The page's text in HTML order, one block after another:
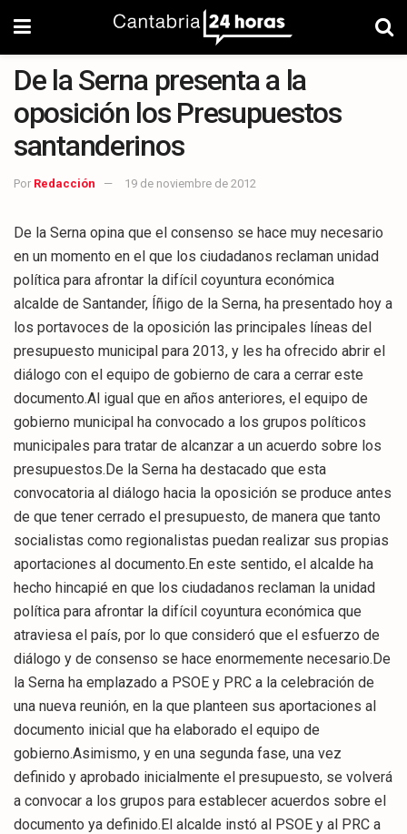
De la Serna presenta a la
oposición los Presupuestos
santanderinos
Por Redacción 19 de noviembre de 2012
De la Serna opina que el consenso se hace muy necesario
en un momento en el que los ciudadanos reclaman unidad
política para afrontar la difícil coyuntura económica
alcalde de Santander, Íñigo de la Serna, ha presentado hoy a
los portavoces de la oposición las principales líneas del
presupuesto municipal para 2013, y les ha ofrecido abrir el
diálogo con el equipo de gobierno de cara a cerrar este
documento.Al igual que en años anteriores, el equipo de
gobierno municipal ha convocado a los grupos políticos
municipales para tratar de alcanzar a un acuerdo sobre los
presupuestos.De la Serna ha destacado que esta
convocatoria al diálogo hacia la oposición se produce antes
de que tener cerrado el presupuesto, de manera que tanto
socialistas como regionalistas puedan realizar sus propias
aportaciones al documento.En este sentido, el alcalde ha
hecho hincapié en que los ciudadanos reclaman la unidad
política para afrontar la difícil coyuntura económica que
atraviesa el país, por lo que consideró que el esfuerzo de
diálogo y de consenso se hace enormemente necesario.De
la Serna ha emplazado a PSOE y PRC a la celebración de
una nueva reunión, en la que planteen sus aportaciones al
documento inicial que ha elaborado el equipo de
gobierno.Asimismo, y en una segunda fase, una vez
definido y aprobado inicialmente el presupuesto, se volverá
a convocar a los grupos para establecer acuerdos sobre el
documento ya definido.El alcalde instó al PSOE y al PRC a